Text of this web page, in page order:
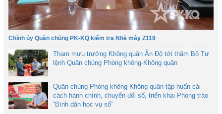
Chính ủy Quân chủng PK-KQ kiểm tra Nhà máy Z119
Tham mưu trưởng Không quân Ấn Độ tới thăm Bộ Tư
lệnh Quân chủng Phòng không-Không quân
Quân chủng Phòng không-Không quân tập huấn cải
cách hành chính, chuyển đổi số, triển khai Phong trào
“Bình dân học vụ số”